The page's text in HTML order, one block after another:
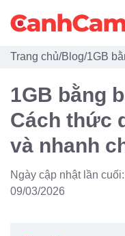
Trang Chủ
Giới Thiệu
Thiết Kế
Đã Thiết Kế
Dịch Vụ
Trang chủ/Blog/1GB
1GB bằng
Cách thức
và nhanh
Ngày cập nhật lần cuối:
09/03/2026